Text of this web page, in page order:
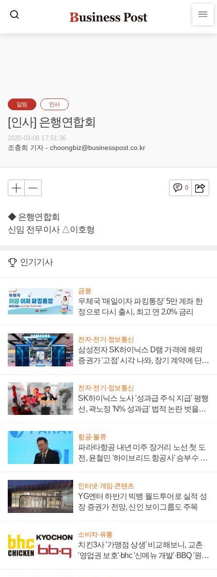
알림 인사
[인사] 은행연합회
2020-03-08 17:51:36
조충희 기자 - choongbiz@businesspost.co.kr
0
◆ 은행연합회
신임 전무이사 △이호형
인기기사
금융
우체국 '매일이자 파킹통장' 5만 계좌 한
정으로 다시 출시, 최고 연 2.0% 금리
전자·전기·정보통신
삼성전자 SK하이닉스 D램 가격에 해외
증권가 '고점' 시각 나와, 장기 계약에 단점
전자·전기·정보통신
SK하이닉스 노사 '성과급 주식 지급' 평행
선, 곽노정 'N% 성과급' 법적 논란 벗을지
항공·물류
파라타항공 내년 미주 장거리 노선 첫 도
전, 윤철민 '하이브리드 항공사' 승부수 통
인터넷·게임·콘텐츠
YG엔터 하반기 빅뱅 월드투어로 실적 성
장 증권가 전망, 신인 보이그룹도 주목
소비자·유통
치킨3사 '가맹점 상생' 비교해보니, 교촌
'영업권 보호'·bhc '신메뉴 개발'·BBQ '원가